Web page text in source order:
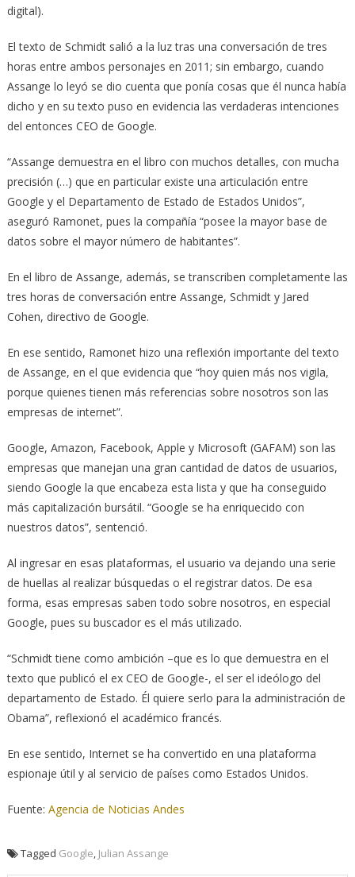
digital).
El texto de Schmidt salió a la luz tras una conversación de tres
horas entre ambos personajes en 2011; sin embargo, cuando
Assange lo leyó se dio cuenta que ponía cosas que él nunca había
dicho y en su texto puso en evidencia las verdaderas intenciones
del entonces CEO de Google.
“Assange demuestra en el libro con muchos detalles, con mucha
precisión (…) que en particular existe una articulación entre
Google y el Departamento de Estado de Estados Unidos”,
aseguró Ramonet, pues la compañía “posee la mayor base de
datos sobre el mayor número de habitantes”.
En el libro de Assange, además, se transcriben completamente las
tres horas de conversación entre Assange, Schmidt y Jared
Cohen, directivo de Google.
En ese sentido, Ramonet hizo una reflexión importante del texto
de Assange, en el que evidencia que “hoy quien más nos vigila,
porque quienes tienen más referencias sobre nosotros son las
empresas de internet”.
Google, Amazon, Facebook, Apple y Microsoft (GAFAM) son las
empresas que manejan una gran cantidad de datos de usuarios,
siendo Google la que encabeza esta lista y que ha conseguido
más capitalización bursátil. “Google se ha enriquecido con
nuestros datos”, sentenció.
Al ingresar en esas plataformas, el usuario va dejando una serie
de huellas al realizar búsquedas o el registrar datos. De esa
forma, esas empresas saben todo sobre nosotros, en especial
Google, pues su buscador es el más utilizado.
“Schmidt tiene como ambición –que es lo que demuestra en el
texto que publicó el ex CEO de Google-, el ser el ideólogo del
departamento de Estado. Él quiere serlo para la administración de
Obama”, reflexionó el académico francés.
En ese sentido, Internet se ha convertido en una plataforma
espionaje útil y al servicio de países como Estados Unidos.
Fuente: Agencia de Noticias Andes
Tagged Google, Julian Assange